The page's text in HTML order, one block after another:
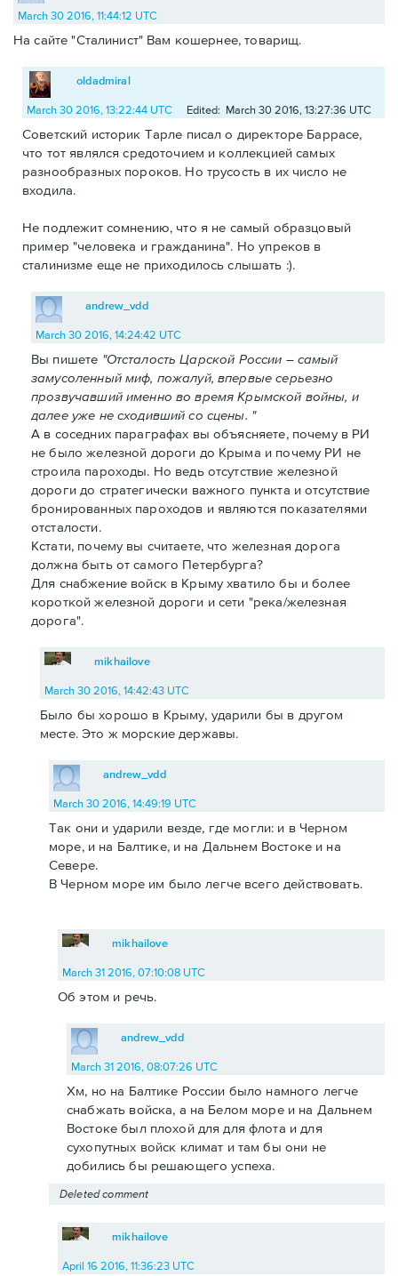
March 30 2016, 11:44:12 UTC
На сайте "Сталинист" Вам кошернее, товарищ.
oldadmiral
March 30 2016, 13:22:44 UTC Edited: March 30 2016, 13:27:36 UTC
Советский историк Тарле писал о директоре Баррасе,
что тот являлся средоточием и коллекцией самых
разнообразных пороков. Но трусость в их число не
входила.
Не подлежит сомнению, что я не самый образцовый
пример "человека и гражданина". Но упреков в
сталинизме еще не приходилось слышать :).
andrew_vdd
March 30 2016, 14:24:42 UTC
Вы пишете "Отсталость Царской России – самый
замусоленный миф, пожалуй, впервые серьезно
прозвучавший именно во время Крымской войны, и
далее уже не сходивший со сцены. "
А в соседних параграфах вы объясняете, почему в РИ
не было железной дороги до Крыма и почему РИ не
строила пароходы. Но ведь отсутствие железной
дороги до стратегически важного пункта и отсутствие
бронированных пароходов и являются показателями
отсталости.
Кстати, почему вы считаете, что железная дорога
должна быть от самого Петербурга?
Для снабжение войск в Крыму хватило бы и более
короткой железной дороги и сети "река/железная
дорога".
mikhailove
March 30 2016, 14:42:43 UTC
Было бы хорошо в Крыму, ударили бы в другом
месте. Это ж морские державы.
andrew_vdd
March 30 2016, 14:49:19 UTC
Так они и ударили везде, где могли: и в Черном
море, и на Балтике, и на Дальнем Востоке и на
Севере.
В Черном море им было легче всего действовать.
mikhailove
March 31 2016, 07:10:08 UTC
Об этом и речь.
andrew_vdd
March 31 2016, 08:07:26 UTC
Хм, но на Балтике России было намного легче
снабжать войска, а на Белом море и на Дальнем
Востоке был плохой для для флота и для
сухопутных войск климат и там бы они не
добились бы решающего успеха.
Deleted comment
mikhailove
April 16 2016, 11:36:23 UTC